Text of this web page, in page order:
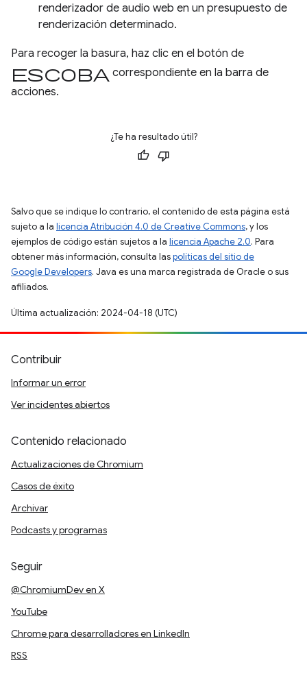
renderizador de audio web en un presupuesto de
renderización determinado.
Para recoger la basura, haz clic en el botón de
escoba correspondiente en la barra de
acciones.
¿Te ha resultado útil?
Salvo que se indique lo contrario, el contenido de esta página está
sujeto a la licencia Atribución 4.0 de Creative Commons, y los
ejemplos de código están sujetos a la licencia Apache 2.0. Para
obtener más información, consulta laspolíticas del sitio de
Google Developers. Java es una marca registrada de Oracle o sus
afiliados.
Última actualización: 2024-04-18 (UTC)
Contribuir
Informar un error
Ver incidentes abiertos
Contenido relacionado
Actualizaciones de Chromium
Casos de éxito
Archivar
Podcasts y programas
Seguir
@ChromiumDev en X
YouTube
Chrome para desarrolladores en LinkedIn
RSS